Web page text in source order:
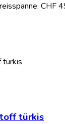
CHF
türkis